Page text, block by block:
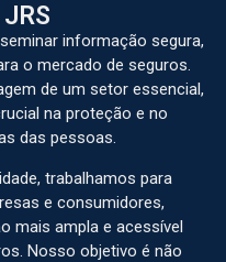
informação segura,
o mercado de seguros.
de um setor essencial,
na proteção e no
das pessoas.
trabalhamos para
e consumidores,
mais ampla e acessível
Nosso objetivo é não